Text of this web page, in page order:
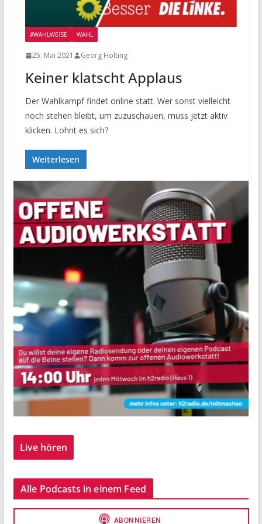
#WAHLWEISE WAHL
25. Mai 2021 Georg Hölting
Keiner klatscht Applaus
Der Wahlkampf findet online statt. Wer sonst vielleicht
noch stehen bleibt, um zuzuschauen, muss jetzt aktiv
klicken. Lohnt es sich?
Weiterlesen
Live hören
Alle Podcasts in einem Feed